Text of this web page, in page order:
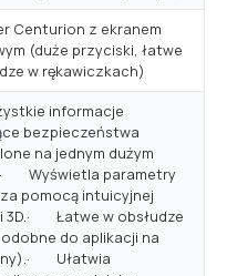
Centurion z ekranem
(duże przyciski, łatwe
w rękawiczkach)
informacje
bezpieczeństwa
na jednym dużym
Wyświetla parametry
pomocą intuicyjnej
3D.· Łatwe w obsłudze
do aplikacji na
Ułatwia